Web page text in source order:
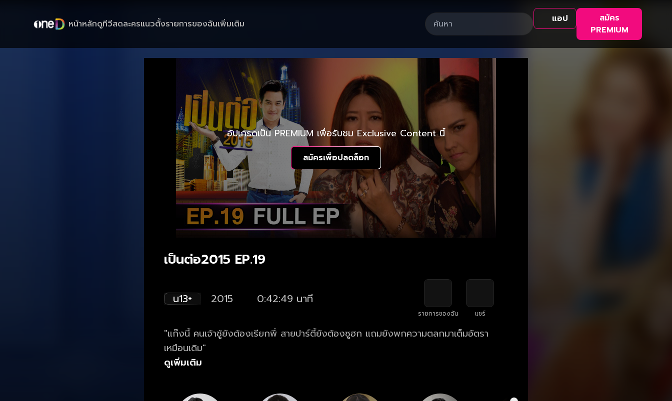
หน้าหลักดูทีวีสดละครแนวตั้งรายการของฉันเพิ่มเติม แอป
สมัคร
PREMIUM
อัปเกรดเป็น PREMIUM เพื่อรับชม Exclusive Content นี้
สมัครเพื่อปลดล็อก
เป็นต่อ2015 EP.19
น13+ 2015 0:42:49 นาที
รายการของฉัน แชร์
"แก๊งนี้ คนเจ้าชู้ยังต้องเรียกพี่ สายปาร์ตี้ยังต้องซูฮก แถมยังพกความตลกมาเต็มอัตรา
เหมือนเดิม"
ดูเพิ่มเติม